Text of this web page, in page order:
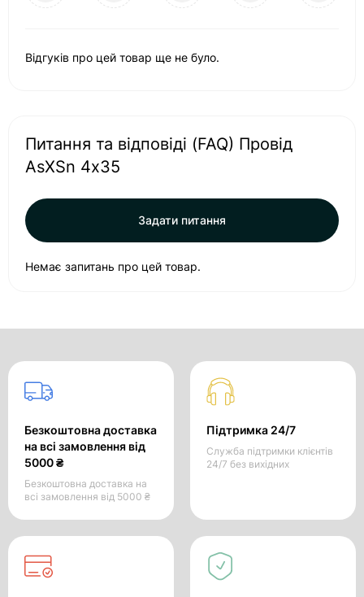
Відгуків про цей товар ще не було.
Питання та відповіді (FAQ) Провід
AsXSn 4х35
Задати питання
Немає запитань про цей товар.
Безкоштовна доставка
на всі замовлення від
5000 ₴
Безкоштовна доставка на
всі замовлення від 5000 ₴
Підтримка 24/7
Служба підтримки клієнтів
24/7 без вихідних